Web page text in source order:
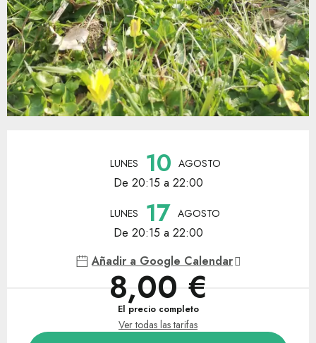
LUNES 10 AGOSTO
De 20:15 a 22:00
LUNES 17 AGOSTO
De 20:15 a 22:00
Añadir a Google Calendar
8,00 €
El precio completo
Ver todas las tarifas